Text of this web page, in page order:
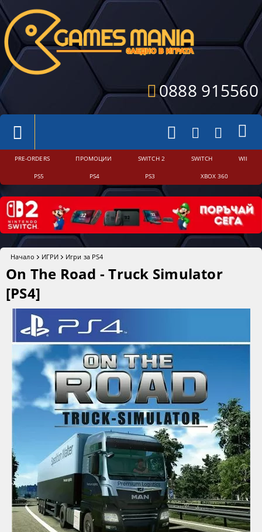
0888 915560
PRE-ORDERS ПРОМОЦИИ SWITCH 2 SWITCH WII
PS5 PS4 PS3 XBOX 360
Начало ИГРИ Игри за PS4
On The Road - Truck Simulator
[PS4]